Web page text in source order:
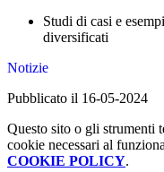
Studi di casi e
diversificati
Notizie
Pubblicato il 16-05-2024
Questo sito o gli strumenti
cookie necessari al
COOKIE POLICY.